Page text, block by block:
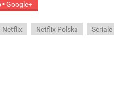
Google+
Netflix Netflix Polska Seriale